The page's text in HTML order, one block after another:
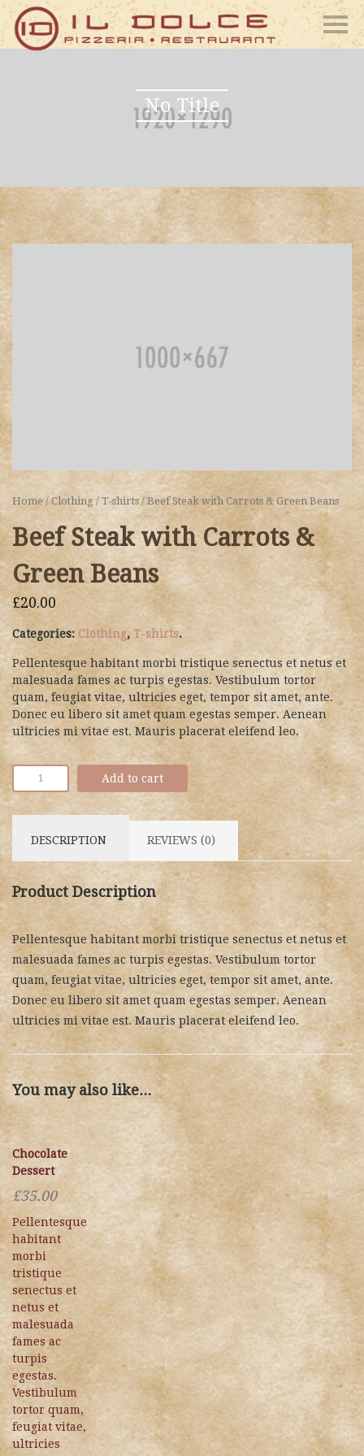
No Title
Home /Clothing / T-shirts / Beef Steak with Carrots & Green Beans
Beef Steak with Carrots &
Green Beans
£20.00
Categories: Clothing, T-shirts.
Pellentesque habitant morbi tristique senectus et netus et
malesuada fames ac turpis egestas. Vestibulum tortor
quam, feugiat vitae, ultricies eget, tempor sit amet, ante.
Donec eu libero sit amet quam egestas semper. Aenean
ultricies mi vitae est. Mauris placerat eleifend leo.
Add to cart
DESCRIPTION REVIEWS (0)
Product Description
Pellentesque habitant morbi tristique senectus et netus et
malesuada fames ac turpis egestas. Vestibulum tortor
quam, feugiat vitae, ultricies eget, tempor sit amet, ante.
Donec eu libero sit amet quam egestas semper. Aenean
ultricies mi vitae est. Mauris placerat eleifend leo.
You may also like…
Chocolate
Dessert
£35.00
Pellentesque
habitant
morbi
tristique
senectus et
netus et
malesuada
fames ac
turpis
egestas.
Vestibulum
tortor quam,
feugiat vitae,
ultricies